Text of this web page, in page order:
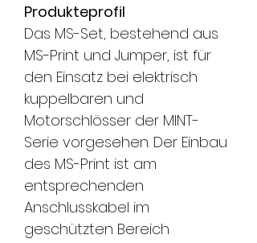
Produkteprofil
Das MS-Set, bestehend aus
MS-Print und Jumper, ist für
den Einsatz bei elektrisch
kuppelbaren und
Motorschlösser der MINT-
Serie vorgesehen. Der Einbau
des MS-Print ist am
entsprechenden
Anschlusskabel im
geschützten Bereich